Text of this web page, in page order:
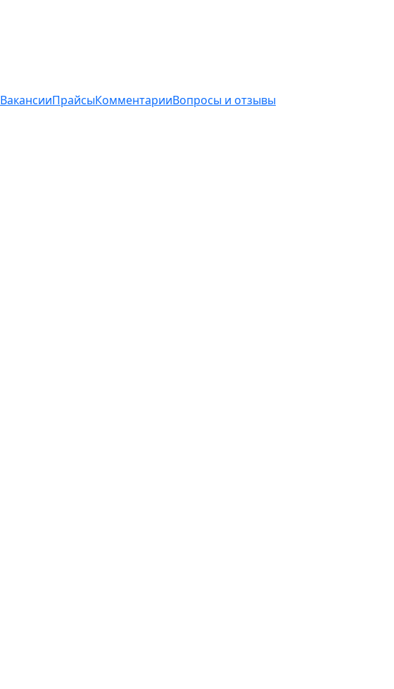
ВакансииПрайсыКомментарииВопросы и отзывы